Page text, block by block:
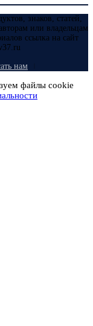
знаков, статей,
или владельцам
ссылка на сайт
нам
файлы cookie